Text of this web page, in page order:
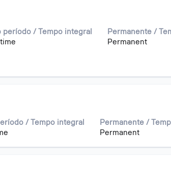
período / Tempo integral
Permanente /
Permanent
/ Tempo integral
Permanente /
Permanent